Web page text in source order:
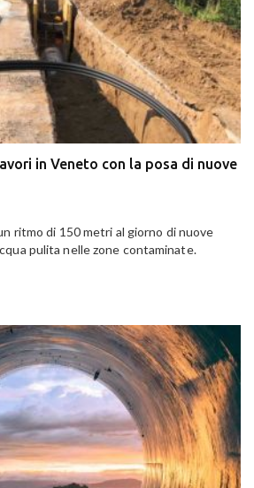
in Veneto con la posa di nuove
ritmo di 150 metri al giorno di nuove
pulita nelle zone contaminate.